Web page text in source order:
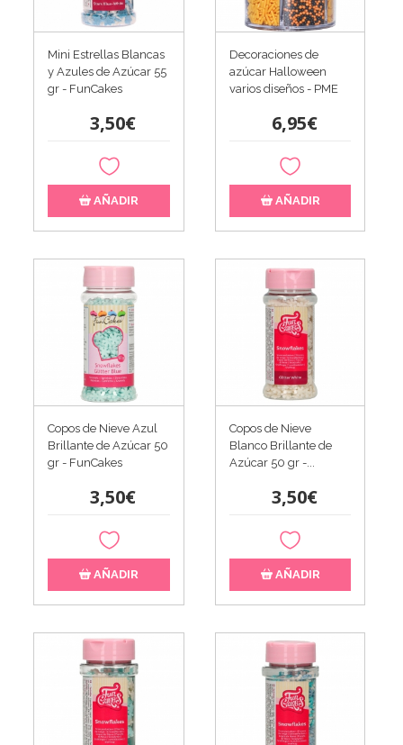
Mini Estrellas Blancas
y Azules de Azúcar 55
gr - FunCakes
3,50€
AÑADIR
Decoraciones de
azúcar Halloween
varios diseños - PME
6,95€
AÑADIR
Copos de Nieve Azul
Brillante de Azúcar 50
gr - FunCakes
3,50€
AÑADIR
Copos de Nieve
Blanco Brillante de
Azúcar 50 gr -...
3,50€
AÑADIR